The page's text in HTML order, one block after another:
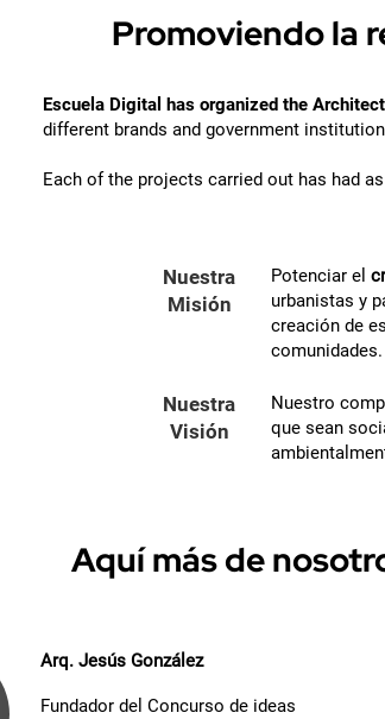
Promoviendo la
Escuela Digital has organized the
different brands and government
Each of the projects carried out has had
Nuestra
Misión
Potenciar el
urbanistas y
creación de
comunidades.
Nuestra
Visión
Nuestro
que sean
Aquí más de
Arq. Jesús González
Fundador del Concurso de ideas